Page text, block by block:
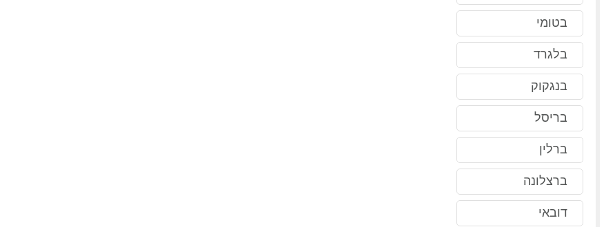
בטומי
בלגרד
בנגקוק
בריסל
ברלין
ברצלונה
דובאי